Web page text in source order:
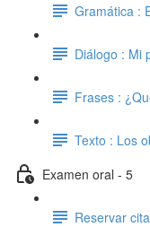
Gramática :
Diálogo : Mi
Frases :
Texto : Los
Examen oral - 5
Reservar cita